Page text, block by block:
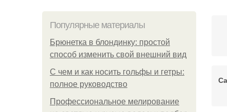
Популярные материалы
Брюнетка в блондинку: простой
способ изменить свой внешний вид
С чем и как носить гольфы и гетры:
полное руководство
Профессиональное мелирование